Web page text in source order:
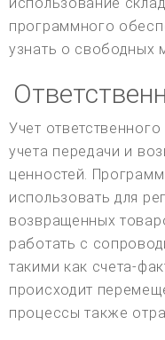
программного
узнать о свободных
Учет
учета передачи и
ценностей.
использовать для
возвращенных
работать с
такими как счета-
происходит
процессы также